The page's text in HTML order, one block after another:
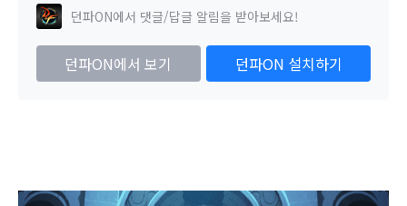
던파ON에서 댓글/답글 알림을 받아보세요!
던파ON에서 보기 던파ON 설치하기